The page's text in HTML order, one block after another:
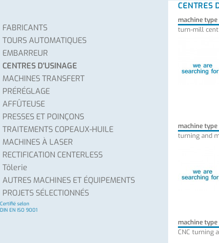
FABRICANTS
TOURS AUTOMATIQUES
EMBARREUR
CENTRES D'USINAGE
MACHINES TRANSFERT
PRÉRÉGLAGE
AFFÛTEUSE
PRESSES ET POINÇONS
TRAITEMENTS COPEAUX-HUILE
MACHINES À LASER
RECTIFICATION CENTERLESS
Tôlerie
AUTRES MACHINES ET ÉQUIPEMENTS
PROJETS SÉLECTIONNÉS
Certifié selon
DIN EN ISO 9001
CENTRES
machine type
turn-mill
machine type
turning and
machine type
CNC turning